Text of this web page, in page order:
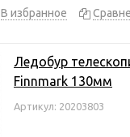
В избранное
Ледобур
Finnmark 130мм
Артикул: 20203803